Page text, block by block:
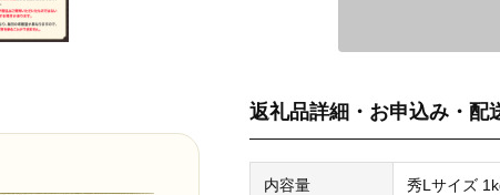
返礼品詳細・お申込み・配
内容量 秀Lサイズ